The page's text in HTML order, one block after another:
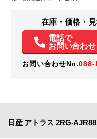
パワステ パワーウィ
電動格納ミラー
在庫・価格・
電話で
お問い合わせ
お問い合わせNo.088-
日産 アトラス 2RG-